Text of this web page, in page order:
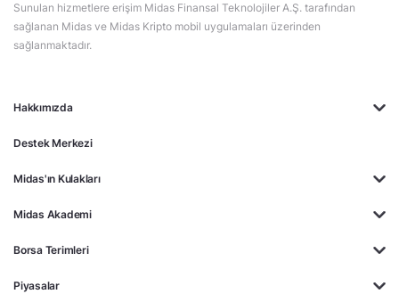
Hakkımızda
Destek Merkezi
Midas'ın Kulakları
Midas Akademi
Borsa Terimleri
Piyasalar
Sunulan hizmetlere erişim Midas Finansal Teknolojiler A.Ş. tarafından
sağlanan Midas ve Midas Kripto mobil uygulamaları üzerinden
sağlanmaktadır.